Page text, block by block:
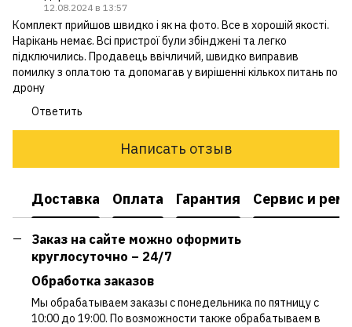
12.08.2024 в 13:57
Комплект прийшов швидко і як на фото. Все в хорошій якості.
Нарікань немає. Всі пристрої були збінджені та легко
підключились. Продавець ввічличий, швидко виправив
помилку з оплатою та допомагав у вирішенні кількох питань по
дрону
Ответить
Написать отзыв
Доставка Оплата Гарантия Сервис и
Заказ на сайте можно оформить
круглосуточно – 24/7
Обработка заказов
Мы обрабатываем заказы с понедельника по пятницу с
10:00 до 19:00. По возможности также обрабатываем в